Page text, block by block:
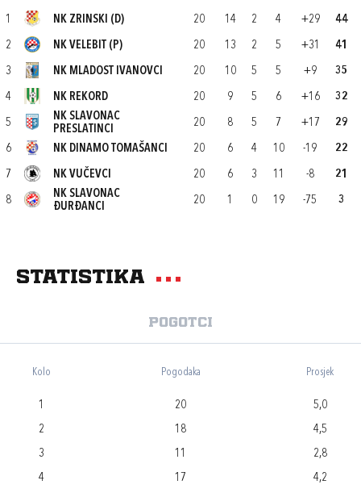
1 NK ZRINSKI (D) 20 14 2 4 +29 44
2 NK VELEBIT (P) 20 13 2 5 +31 41
3 NK MLADOST IVANOVCI 20 10 5 5 +9 35
4 NK REKORD 20 9 5 6 +16 32
5
NK SLAVONAC
PRESLATINCI
20 8 5 7 +17 29
6 NK DINAMO TOMAŠANCI 20 6 4 10 -19 22
7 NK VUČEVCI 20 6 3 11 -8 21
8
NK SLAVONAC
ĐURĐANCI
20 1 0 19 -75 3
Statistika
Pogotci
Kolo Pogodaka Prosjek
1 20
5,0
2
18
4,5
3
11
2,8
4
17
4,2